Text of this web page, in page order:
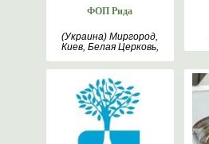
ФОП Рида
(Украина) Миргород,
Киев, Белая Церковь,